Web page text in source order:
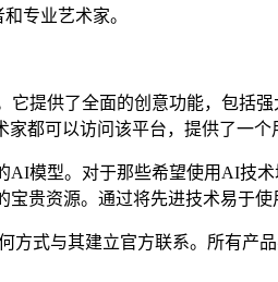
专业艺术家。
提供了全面的创意功能，包括
都可以访问该平台，提供了一个
模型。对于那些希望使用AI技
贵资源。通过将先进技术易于
方式与其建立官方联系。所有产